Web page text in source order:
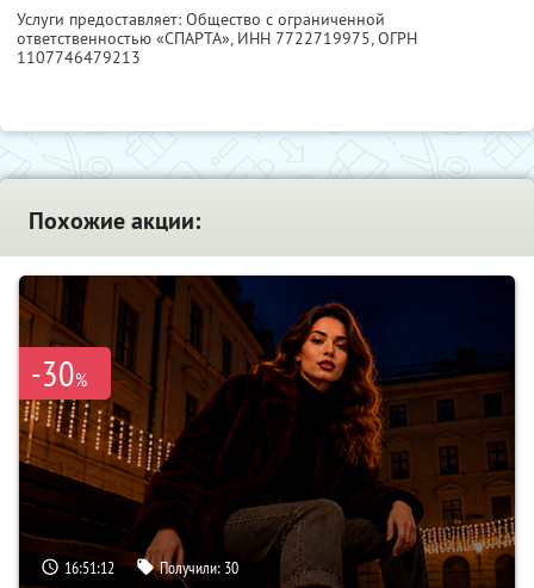
Услуги предоставляет: Общество с ограниченной
ответственностью «СПАРТА», ИНН 7722719975, ОГРН
1107746479213
Похожие акции:
-30%
16:51:11 Получили: 30